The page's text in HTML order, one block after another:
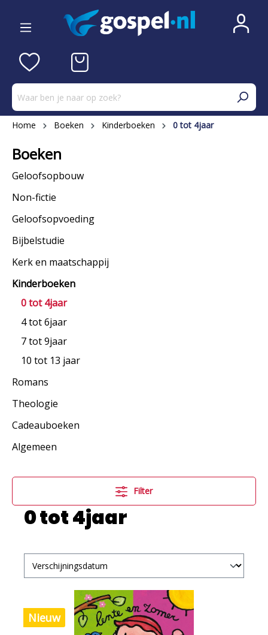
Home Boeken Kinderboeken 0 tot 4jaar
Boeken
Geloofsopbouw
Non-fictie
Geloofsopvoeding
Bijbelstudie
Kerk en maatschappij
Kinderboeken
0 tot 4jaar
4 tot 6jaar
7 tot 9jaar
10 tot 13 jaar
Romans
Theologie
Cadeauboeken
Algemeen
Filter
0 tot 4jaar
Nieuw